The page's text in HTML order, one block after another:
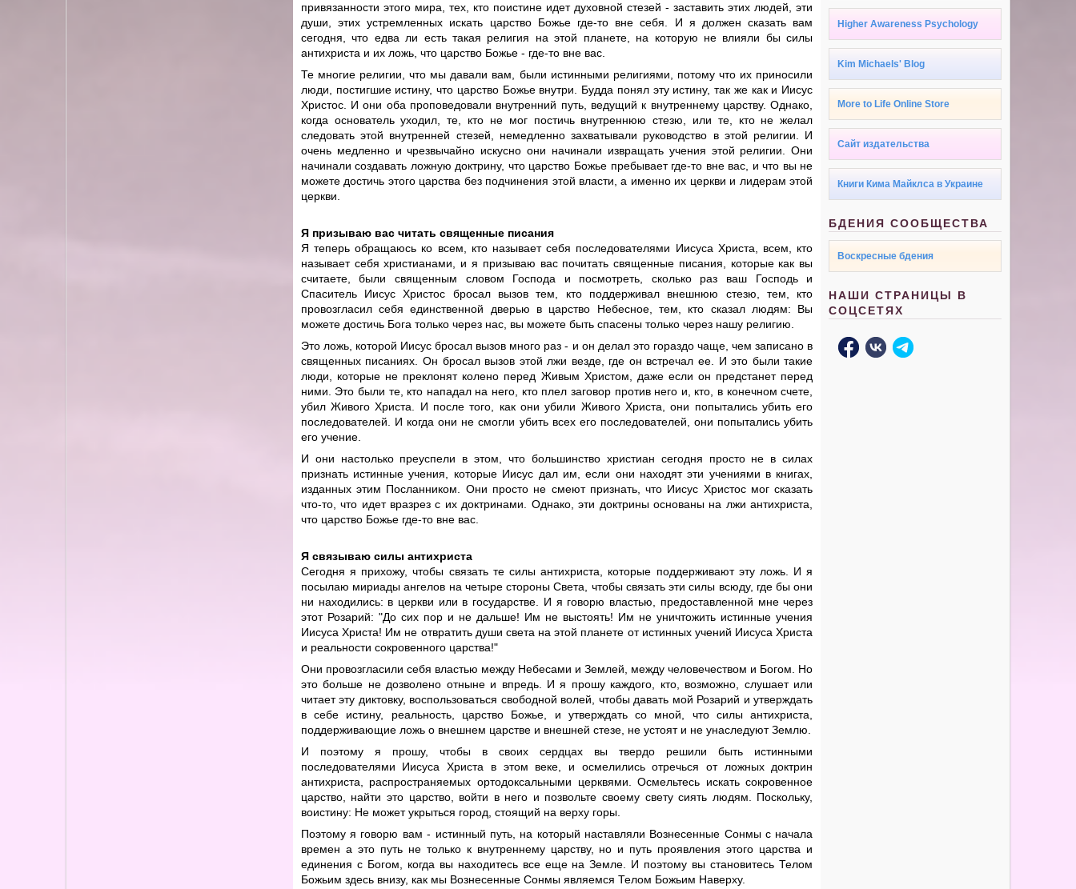
привязанности этого мира, тех, кто поистине идет духовной стезей - заставить этих людей, эти
души, этих устремленных искать царство Божье где-то вне себя. И я должен сказать вам
сегодня, что едва ли есть такая религия на этой планете, на которую не влияли бы силы
антихриста и их ложь, что царство Божье - где-то вне вас.
Те многие религии, что мы давали вам, были истинными религиями, потому что их приносили
люди, постигшие истину, что царство Божье внутри. Будда понял эту истину, так же как и Иисус
Христос. И они оба проповедовали внутренний путь, ведущий к внутреннему царству. Однако,
когда основатель уходил, те, кто не мог постичь внутреннюю стезю, или те, кто не желал
следовать этой внутренней стезей, немедленно захватывали руководство в этой религии. И
очень медленно и чрезвычайно искусно они начинали извращать учения этой религии. Они
начинали создавать ложную доктрину, что царство Божье пребывает где-то вне вас, и что вы не
можете достичь этого царства без подчинения этой власти, а именно их церкви и лидерам этой
церкви.
Я призываю вас читать священные писания
Я теперь обращаюсь ко всем, кто называет себя последователями Иисуса Христа, всем, кто
называет себя христианами, и я призываю вас почитать священные писания, которые как вы
считаете, были священным словом Господа и посмотреть, сколько раз ваш Господь и
Спаситель Иисус Христос бросал вызов тем, кто поддерживал внешнюю стезю, тем, кто
провозгласил себя единственной дверью в царство Небесное, тем, кто сказал людям: Вы
можете достичь Бога только через нас, вы можете быть спасены только через нашу религию.
Это ложь, которой Иисус бросал вызов много раз - и он делал это гораздо чаще, чем записано в
священных писаниях. Он бросал вызов этой лжи везде, где он встречал ее. И это были такие
люди, которые не преклонят колено перед Живым Христом, даже если он предстанет перед
ними. Это были те, кто нападал на него, кто плел заговор против него и, кто, в конечном счете,
убил Живого Христа. И после того, как они убили Живого Христа, они попытались убить его
последователей. И когда они не смогли убить всех его последователей, они попытались убить
его учение.
И они настолько преуспели в этом, что большинство христиан сегодня просто не в силах
признать истинные учения, которые Иисус дал им, если они находят эти учениями в книгах,
изданных этим Посланником. Они просто не смеют признать, что Иисус Христос мог сказать
что-то, что идет вразрез с их доктринами. Однако, эти доктрины основаны на лжи антихриста,
что царство Божье где-то вне вас.
Я связываю силы антихриста
Сегодня я прихожу, чтобы связать те силы антихриста, которые поддерживают эту ложь. И я
посылаю мириады ангелов на четыре стороны Света, чтобы связать эти силы всюду, где бы они
ни находились: в церкви или в государстве. И я говорю властью, предоставленной мне через
этот Розарий: "До сих пор и не дальше! Им не выстоять! Им не уничтожить истинные учения
Иисуса Христа! Им не отвратить души света на этой планете от истинных учений Иисуса Христа
и реальности сокровенного царства!"
Они провозгласили себя властью между Небесами и Землей, между человечеством и Богом. Но
это больше не дозволено отныне и впредь. И я прошу каждого, кто, возможно, слушает или
читает эту диктовку, воспользоваться свободной волей, чтобы давать мой Розарий и утверждать
в себе истину, реальность, царство Божье, и утверждать со мной, что силы антихриста,
поддерживающие ложь о внешнем царстве и внешней стезе, не устоят и не унаследуют Землю.
И поэтому я прошу, чтобы в своих сердцах вы твердо решили быть истинными
последователями Иисуса Христа в этом веке, и осмелились отречься от ложных доктрин
антихриста, распространяемых ортодоксальными церквями. Осмельтесь искать сокровенное
царство, найти это царство, войти в него и позвольте своему свету сиять людям. Поскольку,
воистину: Не может укрыться город, стоящий на верху горы.
Поэтому я говорю вам - истинный путь, на который наставляли Вознесенные Сонмы с начала
времен а это путь не только к внутреннему царству, но и путь проявления этого царства и
единения с Богом, когда вы находитесь все еще на Земле. И поэтому вы становитесь Телом
Божьим здесь внизу, как мы Вознесенные Сонмы являемся Телом Божьим Наверху.
Higher Awareness Psychology
Kim Michaels' Blog
More to Life Online Store
Сайт издательства
Книги Кима Майклса в Украине
БДЕНИЯ СООБЩЕСТВА
Воскресные бдения
НАШИ СТРАНИЦЫ В
СОЦСЕТЯХ